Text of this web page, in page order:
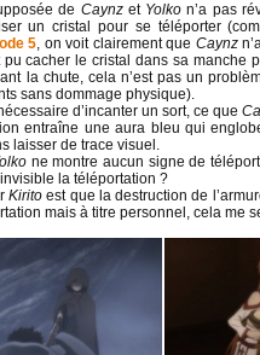
de Caynzet Yolko n’a pas
un cristal pour se téléporter
5, on voit clairement que Caynz
cacher le cristal dans sa manche
la chute, cela n’est pas un
sans dommage physique).
d’incanter un sort, ce que
entraîne une aura bleu qui
laisser de trace visuel.
ne montre aucun signe de
la téléportation ?
Kirito est que la destruction de
mais à titre personnel, cela me